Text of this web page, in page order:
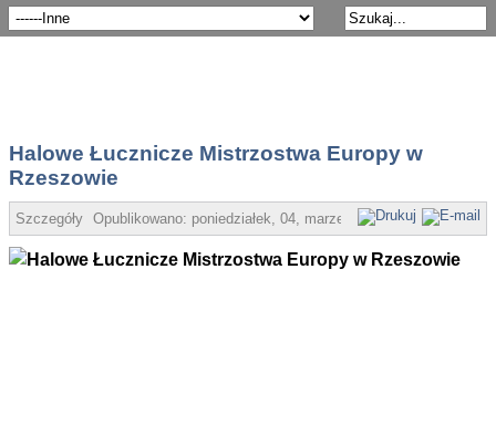
Halowe Łucznicze Mistrzostwa Europy w
Rzeszowie
Szczegóły Opublikowano: poniedziałek, 04, marzec 2013 18:29 Super